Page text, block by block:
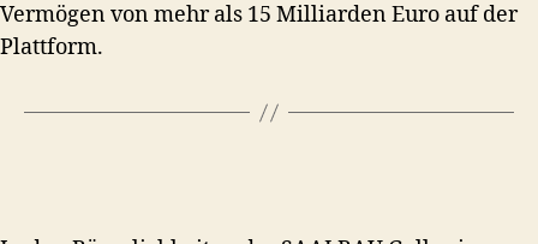
Vermögen von mehr als 15 Milliarden Euro auf der
Plattform.